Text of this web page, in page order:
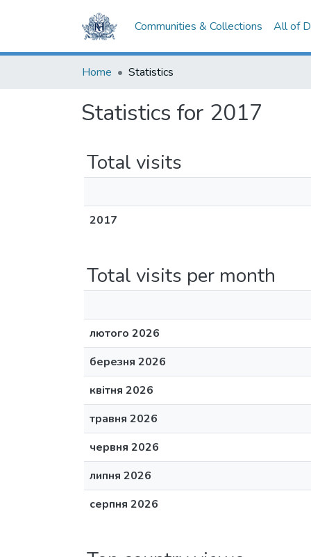
Communities & Collections All of
Home Statistics
Statistics for 2017
Total visits
2017
Total visits per month
лютого 2026
березня 2026
квітня 2026
травня 2026
червня 2026
липня 2026
серпня 2026